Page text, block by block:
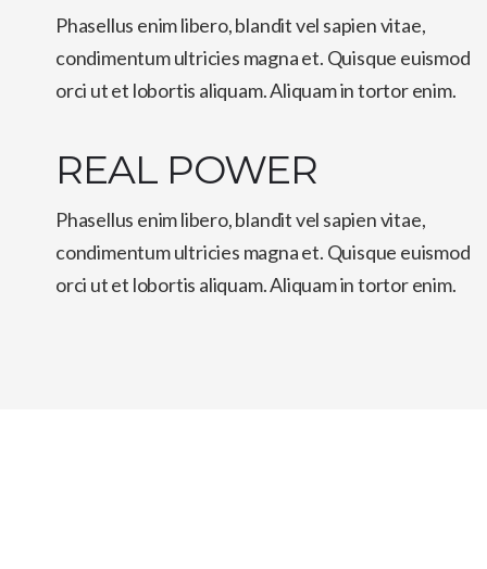
Phasellus enim libero, blandit vel sapien vitae,
condimentum ultricies magna et. Quisque euismod
orci ut et lobortis aliquam. Aliquam in tortor enim.
REAL POWER
Phasellus enim libero, blandit vel sapien vitae,
condimentum ultricies magna et. Quisque euismod
orci ut et lobortis aliquam. Aliquam in tortor enim.